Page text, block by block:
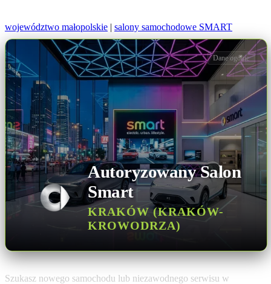
województwo małopolskie | salony samochodowe SMART
Autoryzowany Salon
Smart
KRAKÓW (KRAKÓW-
KROWODRZA)
Dane ogólne
Szukasz nowego samochodu lub niezawodnego serwisu w